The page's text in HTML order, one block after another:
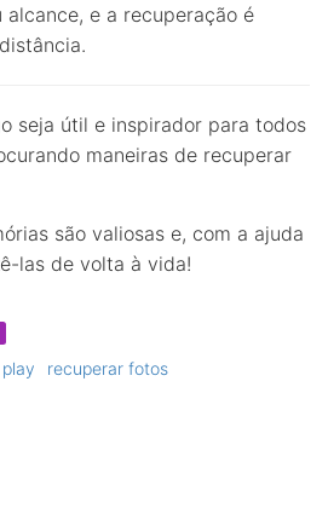
alcance, e a recuperação é
seja útil e inspirador para todos
maneiras de recuperar
são valiosas e, com a ajuda
las de volta à vida!
recuperar fotos